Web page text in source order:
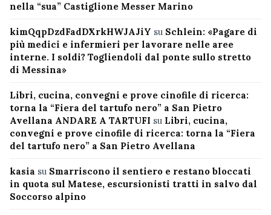
nella “sua” Castiglione Messer Marino
kimQqpDzdFadDXrkHWJAJiY su Schlein: «Pagare di
più medici e infermieri per lavorare nelle aree
interne. I soldi? Togliendoli dal ponte sullo stretto
di Messina»
Libri, cucina, convegni e prove cinofile di ricerca:
torna la “Fiera del tartufo nero” a San Pietro
Avellana ANDARE A TARTUFI su Libri, cucina,
convegni e prove cinofile di ricerca: torna la “Fiera
del tartufo nero” a San Pietro Avellana
kasia su Smarriscono il sentiero e restano bloccati
in quota sul Matese, escursionisti tratti in salvo dal
Soccorso alpino